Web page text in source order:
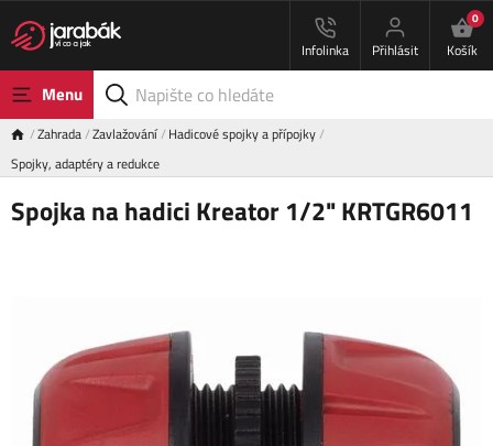
Infolinka Přihlásit
0
Košík
Menu
Zahrada Zavlažování Hadicové spojky a přípojky
Spojky, adaptéry a redukce
Spojka na hadici Kreator 1/2" KRTGR6011